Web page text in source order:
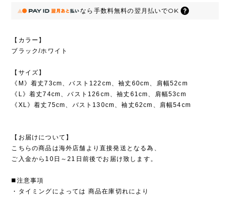
なら 手数料無料の翌月払いでOK
【カラー】
ブラック/ホワイト
【サイズ】
《M》着丈73cm、バスト122cm、袖丈60cm、肩幅52cm
《L》着丈74cm、バスト126cm、袖丈61cm、肩幅53cm
《XL》着丈75cm、バスト130cm、袖丈62cm、肩幅54cm
【お届けについて】
こちらの商品は海外店舗より直接発送となる為、
ご入金から10日～21日前後でお届け致します。
◼️注意事項
・タイミングによっては 商品在庫切れにより